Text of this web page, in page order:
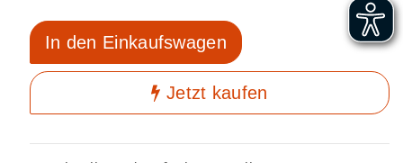
In den Einkaufswagen
Jetzt kaufen